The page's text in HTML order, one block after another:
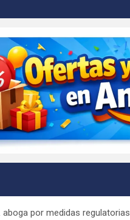
aboga por medidas regulatorias